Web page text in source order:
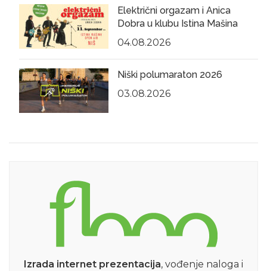
Električni orgazam i Anica
Dobra u klubu Istina Mašina
04.08.2026
Niški polumaraton 2026
03.08.2026
Izrada internet prezentacija, vođenje naloga i